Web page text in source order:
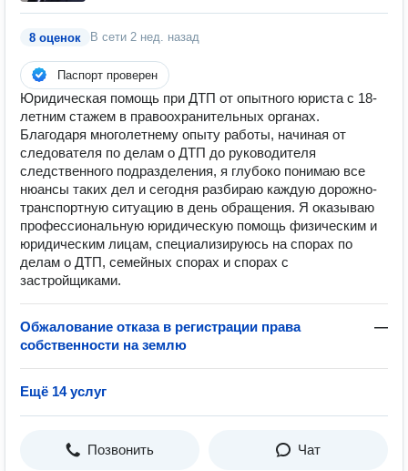
8 оценок В сети 2 нед. назад
Паспорт проверен
Юридическая помощь при ДТП от опытного юриста с 18-
летним стажем в правоохранительных органах.
Благодаря многолетнему опыту работы, начиная от
следователя по делам о ДТП до руководителя
следственного подразделения, я глубоко понимаю все
нюансы таких дел и сегодня разбираю каждую дорожно-
транспортную ситуацию в день обращения. Я оказываю
профессиональную юридическую помощь физическим и
юридическим лицам, специализируюсь на спорах по
делам о ДТП, семейных спорах и спорах с
застройщиками.
Обжалование отказа в регистрации права
собственности на землю
—
Ещё 14 услуг
Позвонить Чат